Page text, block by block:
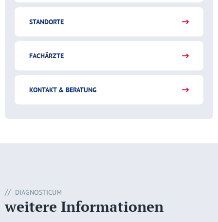
STANDORTE
FACHÄRZTE
KONTAKT & BERATUNG
DIAGNOSTICUM
weitere Informationen